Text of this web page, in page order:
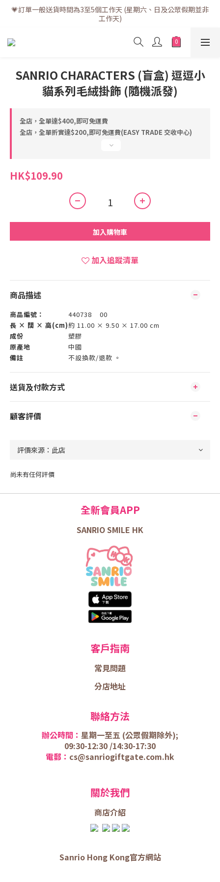
💗訂單一般送貨時間為3至5個工作天 (星期六、日及公眾假期並非
工作天)
💗訂單一般送貨時間為3至5個工作天 (星期六、日及公眾假期並非
工作天)
💗折實滿$400免運費 | 滿$200免自取點運費
💗立即下載全新會員APP享有專屬會員禮遇
💗訂單一般送貨時間為3至5個工作天 (星期六、日及公眾假期並非
SANRIO CHARACTERS (盲盒) 逗逗小
貓系列毛絨掛飾 (隨機派發)
全店，全單達$400,即可免運費
全店，全單折實達$200,即可免運費(EASY TRADE 交收中心)
HK$109.90
加入購物車
加入追蹤清單
商品描述
商品編號：
440738 00
長 × 闊 × 高(cm)約 11.00 × 9.50 × 17.00 cm
成份
塑膠
原產地
中國
備註
不設換款/退款 。
送貨及付款方式
顧客評價
尚未有任何評價
全新會員APP
SANRIO SMILE HK
客戶指南
常見問題
分店地址
聯絡方法
辦公時間： 星期一至五 (公眾假期除外);
09:30-12:30 /14:30-17:30
電郵： cs@sanriogiftgate.com.hk
關於我們
商店介紹
Sanrio Hong Kong官方網站